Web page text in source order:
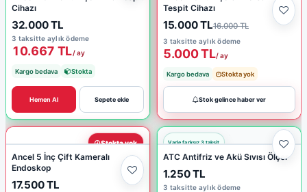
Cihazı
32.000 TL
3 taksitte aylık ödeme
10.667 TL/ ay
Kargo bedava Stokta
Sepete ekle
Hemen Al
Tespit Cihazı
15.000 TL16.000 TL
3 taksitte aylık ödeme
5.000 TL/ ay
Kargo bedava Stokta yok
Stok gelince haber ver
Stokta yok
Ancel 5 İnç Çift Kameralı
Endoskop
17.500 TL
ATC Antifriz ve Akü Sıvısı Ölçer
1.250 TL
3 taksitte aylık ödeme